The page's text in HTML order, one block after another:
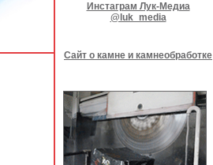
Инстаграм Лук-Медиа
@luk_media
Сайт о камне и камнеобработке